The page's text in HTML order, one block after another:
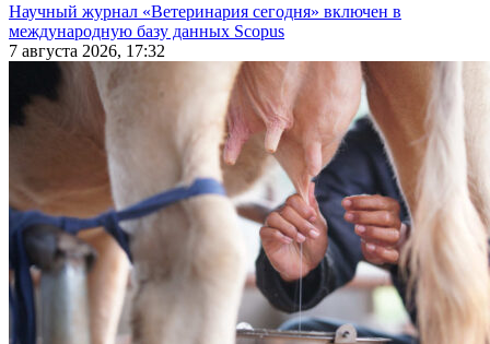
Научный журнал «Ветеринария сегодня» включен в
международную базу данных Scopus
7 августа 2026, 17:32